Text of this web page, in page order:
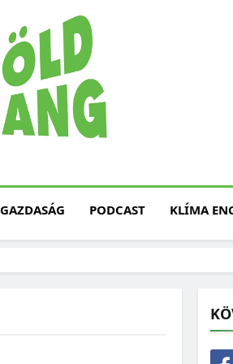
GAZDASÁG PODCAST KLÍMA